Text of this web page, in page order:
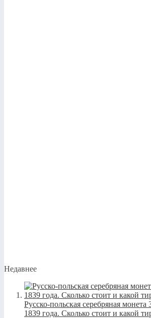
Недавнее
Русско-польская серебряная монета
1839 года. Сколько стоит и какой